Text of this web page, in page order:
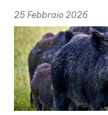
25 Febbraio 2026